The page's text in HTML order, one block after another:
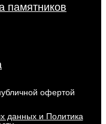
памятников
офертой
данных и Политика